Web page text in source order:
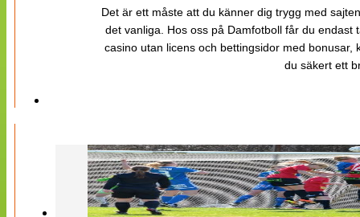
Det är ett måste att du känner dig trygg med
det vanliga. Hos oss på Damfotboll får du
casino utan licens och bettingsidor med
du säkert ett